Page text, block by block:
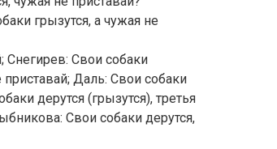
грызутся, а чужая не
Свои собаки
приставай; Даль: Свои собаки
дерутся (грызутся), третья
Свои собаки дерутся,